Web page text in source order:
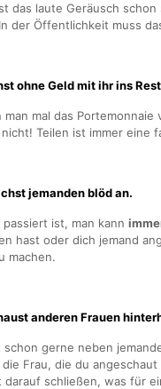
das laute Geräusch
der Öffentlichkeit muss
ohne Geld mit ihr ins
man mal das
Teilen ist immer eine
jemanden blöd an.
passiert ist, man kann
hast oder dich jemand
machen.
anderen Frauen
schon gerne neben
Frau, die du
darauf schließen, was für